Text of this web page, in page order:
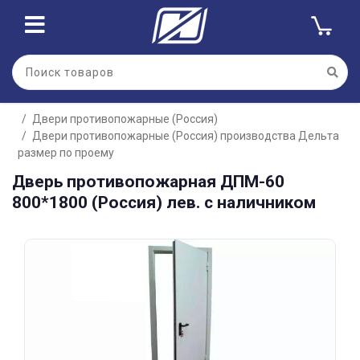
Двери противопожарные (Россия)
Двери противопожарные (Россия) производства Дельта
размер по проему
Дверь противопожарная ДПМ-60
800*1800 (Россия) лев. с наличником
Для клиентов всех банков
Разбейте
оплатуна части
без переплат
График платежей